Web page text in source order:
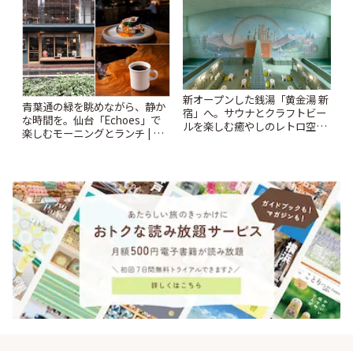
青葉通の緑を眺めながら、静か
な時間を。仙台「Echoes」で
楽しむモーニングとランチ | こ
新オープンした銭湯「黄金湯 新
宿」へ。サウナとクラフトビー
ルを楽しむ癒やしのレトロ空間